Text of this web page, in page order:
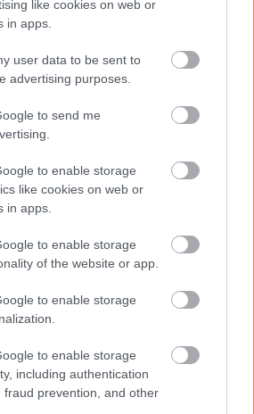
like cookies on web or
in apps.
user data to be sent to
advertising purposes.
to send me
to enable storage
like cookies on web or
in apps.
to enable storage
of the website or app.
to enable storage
to enable storage
including authentication
fraud prevention, and other
δοκιμάσουμε λοιπόν τα νέα